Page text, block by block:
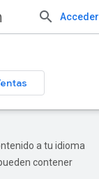
Acceder
a tu idioma
contener